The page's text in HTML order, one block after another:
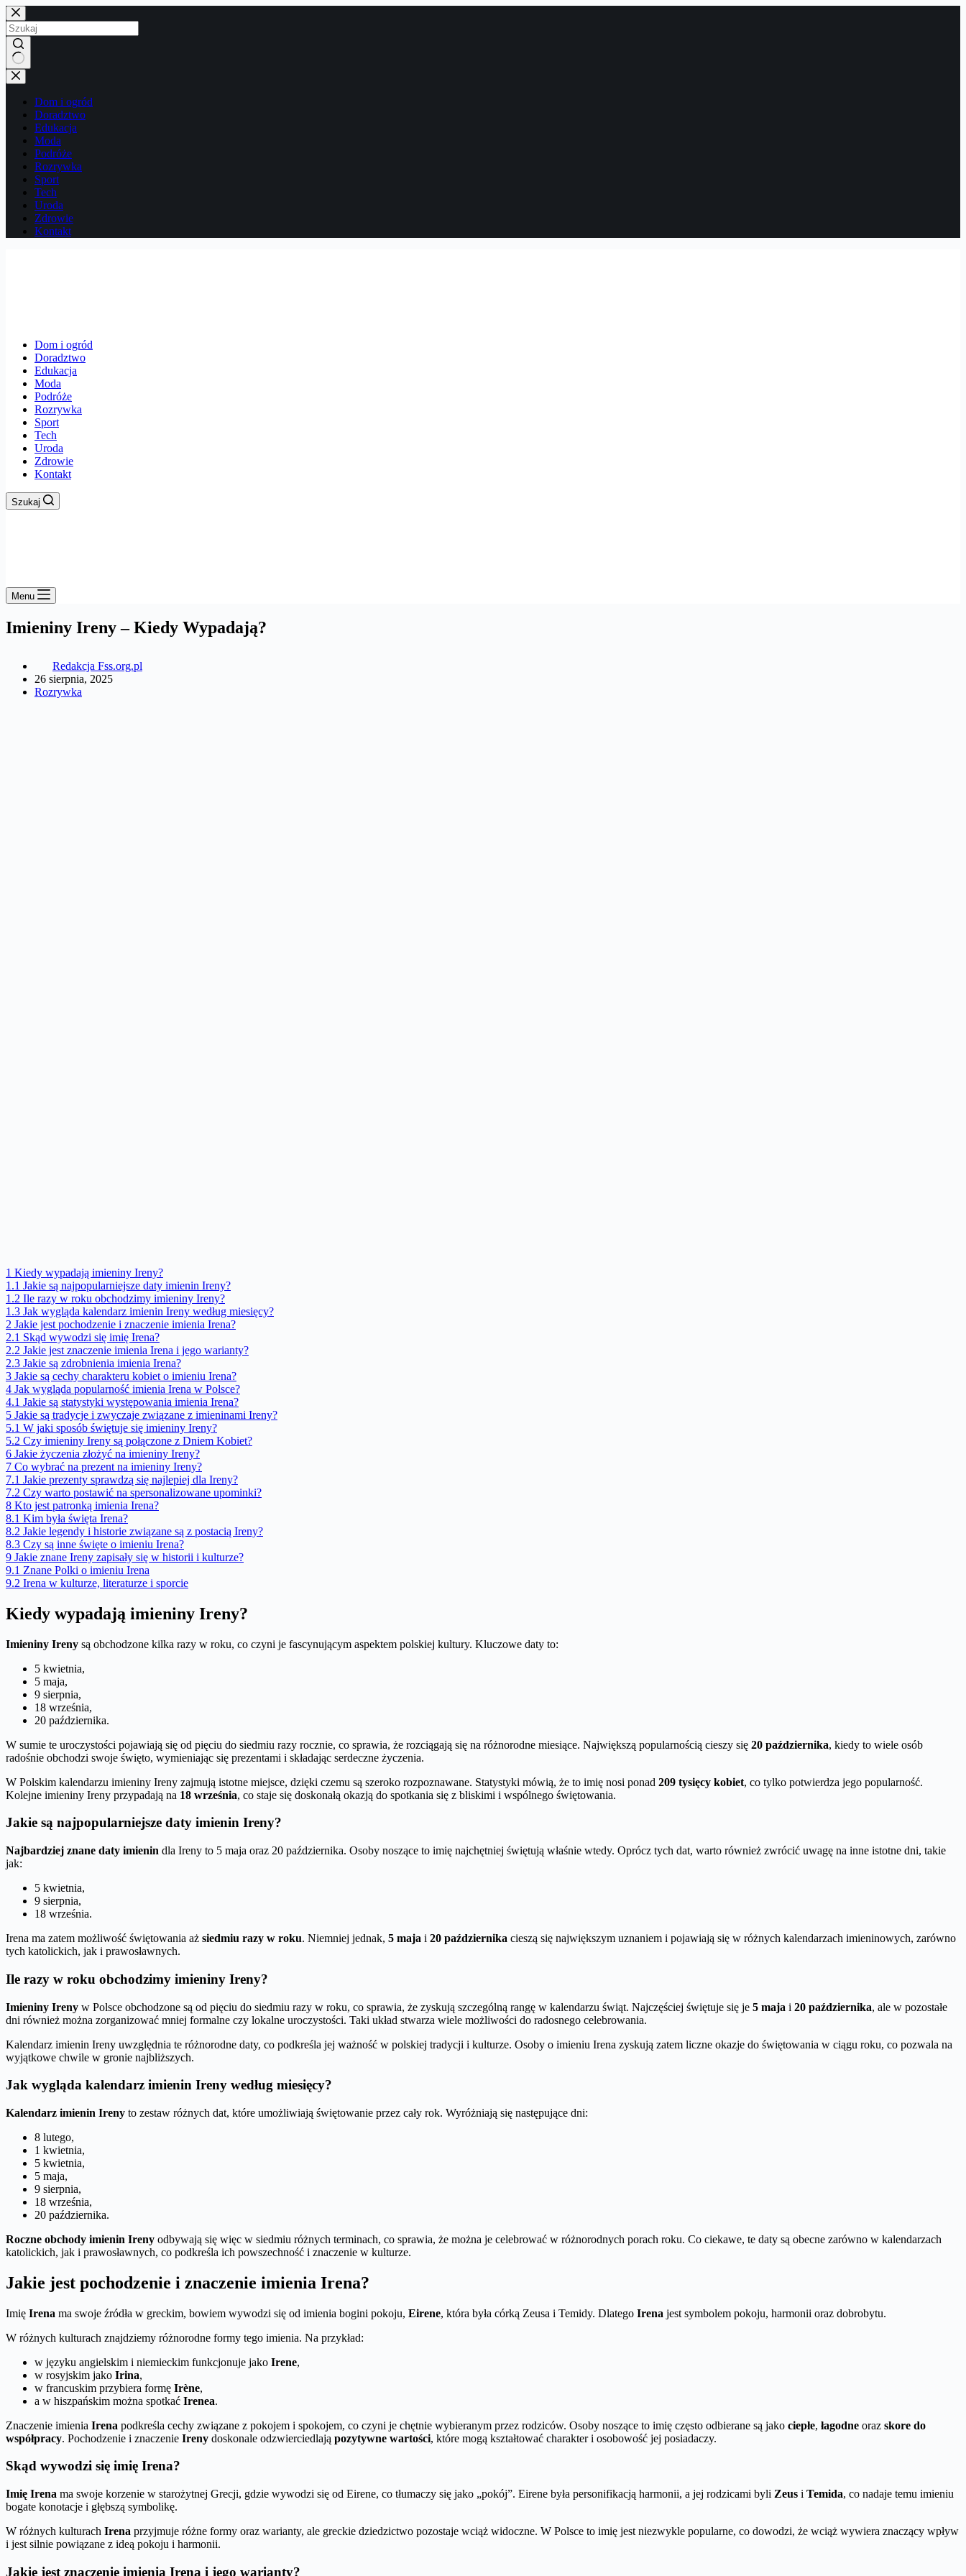
Przejdź
do
treści
Brak
wyników
Dom i ogród
Doradztwo
Edukacja
Moda
Podróże
Rozrywka
Sport
Tech
Uroda
Zdrowie
Kontakt
Dom i ogród
Doradztwo
Edukacja
Moda
Podróże
Rozrywka
Sport
Tech
Uroda
Zdrowie
Kontakt
Szukaj
Menu
Imieniny Ireny – Kiedy Wypadają?
Redakcja Fss.org.pl
26 sierpnia, 2025
Rozrywka
1 Kiedy wypadają imieniny Ireny?
1.1 Jakie są najpopularniejsze daty imienin Ireny?
1.2 Ile razy w roku obchodzimy imieniny Ireny?
1.3 Jak wygląda kalendarz imienin Ireny według miesięcy?
2 Jakie jest pochodzenie i znaczenie imienia Irena?
2.1 Skąd wywodzi się imię Irena?
2.2 Jakie jest znaczenie imienia Irena i jego warianty?
2.3 Jakie są zdrobnienia imienia Irena?
3 Jakie są cechy charakteru kobiet o imieniu Irena?
4 Jak wygląda popularność imienia Irena w Polsce?
4.1 Jakie są statystyki występowania imienia Irena?
5 Jakie są tradycje i zwyczaje związane z imieninami Ireny?
5.1 W jaki sposób świętuje się imieniny Ireny?
5.2 Czy imieniny Ireny są połączone z Dniem Kobiet?
6 Jakie życzenia złożyć na imieniny Ireny?
7 Co wybrać na prezent na imieniny Ireny?
7.1 Jakie prezenty sprawdzą się najlepiej dla Ireny?
7.2 Czy warto postawić na spersonalizowane upominki?
8 Kto jest patronką imienia Irena?
8.1 Kim była święta Irena?
8.2 Jakie legendy i historie związane są z postacią Ireny?
8.3 Czy są inne święte o imieniu Irena?
9 Jakie znane Ireny zapisały się w historii i kulturze?
9.1 Znane Polki o imieniu Irena
9.2 Irena w kulturze, literaturze i sporcie
Kiedy wypadają imieniny Ireny?
Imieniny Ireny są obchodzone kilka razy w roku, co czyni je fascynującym aspektem polskiej kultury. Kluczowe daty to:
5 kwietnia,
5 maja,
9 sierpnia,
18 września,
20 października.
W sumie te uroczystości pojawiają się od pięciu do siedmiu razy rocznie, co sprawia, że rozciągają się na różnorodne miesiące. Największą popularnością cieszy się 20 października, kiedy to wiele osób
radośnie obchodzi swoje święto, wymieniając się prezentami i składając serdeczne życzenia.
W Polskim kalendarzu imieniny Ireny zajmują istotne miejsce, dzięki czemu są szeroko rozpoznawane. Statystyki mówią, że to imię nosi ponad 209 tysięcy kobiet, co tylko potwierdza jego popularność.
Kolejne imieniny Ireny przypadają na 18 września, co staje się doskonałą okazją do spotkania się z bliskimi i wspólnego świętowania.
Jakie są najpopularniejsze daty imienin Ireny?
Najbardziej znane daty imienin dla Ireny to 5 maja oraz 20 października. Osoby noszące to imię najchętniej świętują właśnie wtedy. Oprócz tych dat, warto również zwrócić uwagę na inne istotne dni, takie
jak:
5 kwietnia,
9 sierpnia,
18 września.
Irena ma zatem możliwość świętowania aż siedmiu razy w roku. Niemniej jednak, 5 maja i 20 października cieszą się największym uznaniem i pojawiają się w różnych kalendarzach imieninowych, zarówno
tych katolickich, jak i prawosławnych.
Ile razy w roku obchodzimy imieniny Ireny?
Imieniny Ireny w Polsce obchodzone są od pięciu do siedmiu razy w roku, co sprawia, że zyskują szczególną rangę w kalendarzu świąt. Najczęściej świętuje się je 5 maja i 20 października, ale w pozostałe
dni również można zorganizować mniej formalne czy lokalne uroczystości. Taki układ stwarza wiele możliwości do radosnego celebrowania.
Kalendarz imienin Ireny uwzględnia te różnorodne daty, co podkreśla jej ważność w polskiej tradycji i kulturze. Osoby o imieniu Irena zyskują zatem liczne okazje do świętowania w ciągu roku, co pozwala na
wyjątkowe chwile w gronie najbliższych.
Jak wygląda kalendarz imienin Ireny według miesięcy?
Kalendarz imienin Ireny to zestaw różnych dat, które umożliwiają świętowanie przez cały rok. Wyróżniają się następujące dni:
8 lutego,
1 kwietnia,
5 kwietnia,
5 maja,
9 sierpnia,
18 września,
20 października.
Roczne obchody imienin Ireny odbywają się więc w siedmiu różnych terminach, co sprawia, że można je celebrować w różnorodnych porach roku. Co ciekawe, te daty są obecne zarówno w kalendarzach
katolickich, jak i prawosławnych, co podkreśla ich powszechność i znaczenie w kulturze.
Jakie jest pochodzenie i znaczenie imienia Irena?
Imię Irena ma swoje źródła w greckim, bowiem wywodzi się od imienia bogini pokoju, Eirene, która była córką Zeusa i Temidy. Dlatego Irena jest symbolem pokoju, harmonii oraz dobrobytu.
W różnych kulturach znajdziemy różnorodne formy tego imienia. Na przykład:
w języku angielskim i niemieckim funkcjonuje jako Irene,
w rosyjskim jako Irina,
w francuskim przybiera formę Irène,
a w hiszpańskim można spotkać Irenea.
Znaczenie imienia Irena podkreśla cechy związane z pokojem i spokojem, co czyni je chętnie wybieranym przez rodziców. Osoby noszące to imię często odbierane są jako ciepłe, łagodne oraz skore do
współpracy. Pochodzenie i znaczenie Ireny doskonale odzwierciedlają pozytywne wartości, które mogą kształtować charakter i osobowość jej posiadaczy.
Skąd wywodzi się imię Irena?
Imię Irena ma swoje korzenie w starożytnej Grecji, gdzie wywodzi się od Eirene, co tłumaczy się jako „pokój”. Eirene była personifikacją harmonii, a jej rodzicami byli Zeus i Temida, co nadaje temu imieniu
bogate konotacje i głębszą symbolikę.
W różnych kulturach Irena przyjmuje różne formy oraz warianty, ale greckie dziedzictwo pozostaje wciąż widoczne. W Polsce to imię jest niezwykle popularne, co dowodzi, że wciąż wywiera znaczący wpływ
i jest silnie powiązane z ideą pokoju i harmonii.
Jakie jest znaczenie imienia Irena i jego warianty?